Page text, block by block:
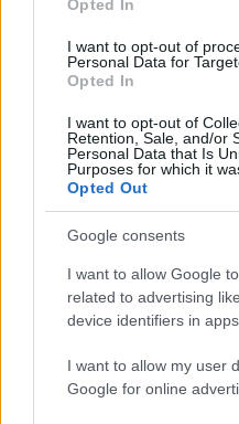
Opted In
I want to opt-out of
Personal Data for
Opted In
I want to opt-out of
Retention, Sale, and/or
Personal Data that Is
Purposes for which it
Opted Out
Google consents
I want to allow Google
related to advertising
device identifiers in apps.
I want to allow my user
Google for online
Pórul jár az, aki
tiszteli a halottait. Ezt
szerintem (már ha nem
Mások sírjáról
következményekkel jár,
megkárosított halott.
3. A gyertyával is hasonló
kell hagyni , ahová
bűnei átszállnak az
mondjuk büntetés
babonát, mely szerint,
gyújtanak gyertyát,